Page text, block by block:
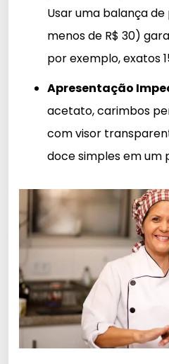
Usar uma balança
menos de R$ 30)
por exemplo, exatos
Apresentação
acetato, carimbos
com visor
doce simples em um